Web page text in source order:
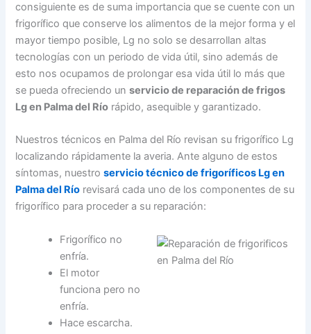
consiguiente es de suma importancia que se cuente con un
frigorífico que conserve los alimentos de la mejor forma y el
mayor tiempo posible, Lg no solo se desarrollan altas
tecnologías con un periodo de vida útil, sino además de
esto nos ocupamos de prolongar esa vida útil lo más que
se pueda ofreciendo unservicio de reparación de frigos
Lg en Palma del Río rápido, asequible y garantizado.
Nuestros técnicos en Palma del Río revisan su frigorífico Lg
localizando rápidamente la averia. Ante alguno de estos
síntomas, nuestroservicio técnico de frigoríficos Lg en
Palma del Río revisará cada uno de los componentes de su
frigorífico para proceder a su reparación:
Frigorífico no
enfría.
El motor
funciona pero no
enfría.
Hace escarcha.